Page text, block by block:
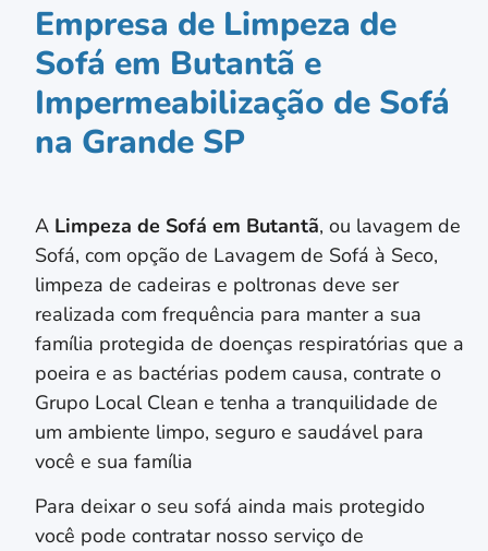
Empresa de Limpeza de
Sofá em Butantã e
Impermeabilização de Sofá
na Grande SP
A Limpeza de Sofá em Butantã, ou lavagem de
Sofá, com opção de Lavagem de Sofá à Seco,
limpeza de cadeiras e poltronas deve ser
realizada com frequência para manter a sua
família protegida de doenças respiratórias que a
poeira e as bactérias podem causa, contrate o
Grupo Local Clean e tenha a tranquilidade de
um ambiente limpo, seguro e saudável para
você e sua família
Para deixar o seu sofá ainda mais protegido
você pode contratar nosso serviço de